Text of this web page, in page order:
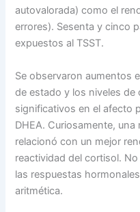
autovalorada) como el
errores). Sesenta y cinco
expuestos al TSST.
Se observaron aumentos
de estado y los niveles
significativos en el afecto
DHEA. Curiosamente,
relacionó con un mejor
reactividad del cortisol.
las respuestas
aritmética.